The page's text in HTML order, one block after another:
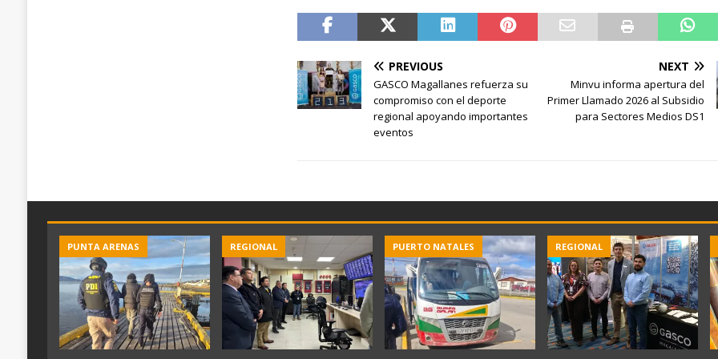
PREVIOUS
GASCO Magallanes refuerza su
compromiso con el deporte
regional apoyando importantes
eventos
NEXT
Minvu informa apertura del
Primer Llamado 2026 al Subsidio
para Sectores Medios DS1
PUNTA ARENAS REGIONAL PUERTO NATALES REGIONAL